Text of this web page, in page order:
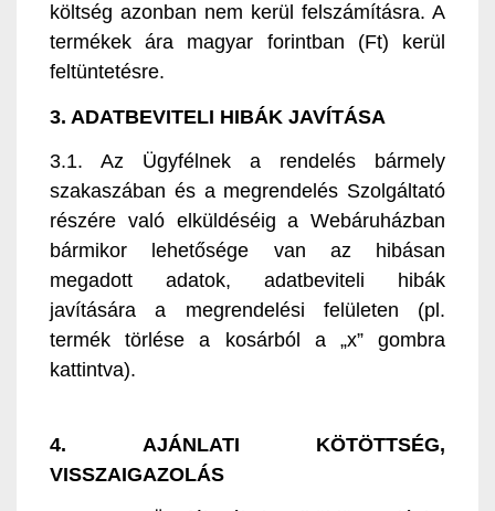
költség azonban nem kerül felszámításra. A
termékek ára magyar forintban (Ft) kerül
feltüntetésre.
3. ADATBEVITELI HIBÁK JAVÍTÁSA
3.1. Az Ügyfélnek a rendelés bármely
szakaszában és a megrendelés Szolgáltató
részére való elküldéséig a Webáruházban
bármikor lehetősége van az hibásan
megadott adatok, adatbeviteli hibák
javítására a megrendelési felületen (pl.
termék törlése a kosárból a „x” gombra
kattintva).
4. AJÁNLATI KÖTÖTTSÉG,
VISSZAIGAZOLÁS